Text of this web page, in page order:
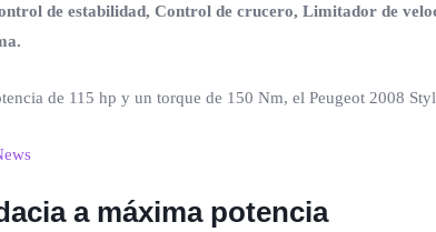
de estabilidad, Control de crucero, Limitador de
de 115 hp y un torque de 150 Nm, el Peugeot 2008
a máxima potencia